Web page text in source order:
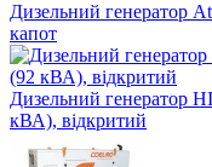
Дизельний генератор
капот
Дизельний генератор
кВА), відкритий